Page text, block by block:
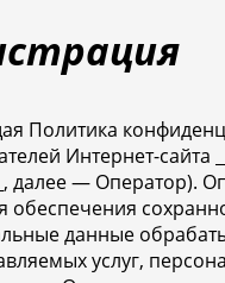
Политика
Интернет-сайта
далее —
обеспечения
данные
услуг,